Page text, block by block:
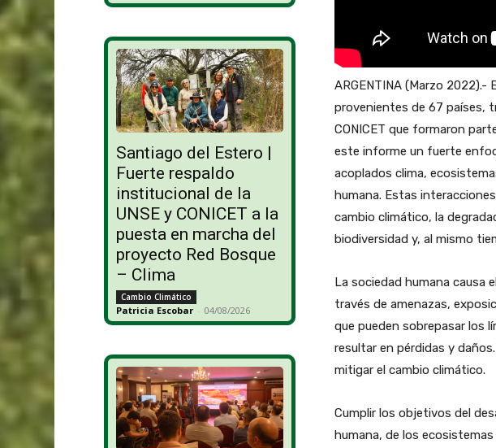
Santiago del Estero |
Fuerte respaldo
institucional de la
UNSE y CONICET a la
puesta en marcha del
proyecto Red Bosque
– Clima
Cambio Climático
Patricia Escobar - 04/08/2026
ARGENTINA (Marzo
provenientes de 67 países,
CONICET que formaron
este informe un fuerte
acoplados clima,
humana. Estas
cambio climático, la
biodiversidad y, al mismo
La sociedad humana causa
través de amenazas,
que pueden sobrepasar los
resultar en pérdidas y
mitigar el cambio climático.
Cumplir los objetivos del
humana, de los